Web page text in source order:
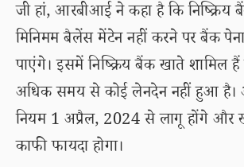
जी हां, आरबीआई ने कहा है कि निष्क्रिय
मिनिमम बैलेंस मेंटेन नहीं करने पर बैंक
पाएंगे। इसमें निष्क्रिय बैंक खाते शामिल
अधिक समय से कोई लेनदेन नहीं हुआ
नियम 1 अप्रैल, 2024 से लागू होंगे और
काफी फायदा होगा।